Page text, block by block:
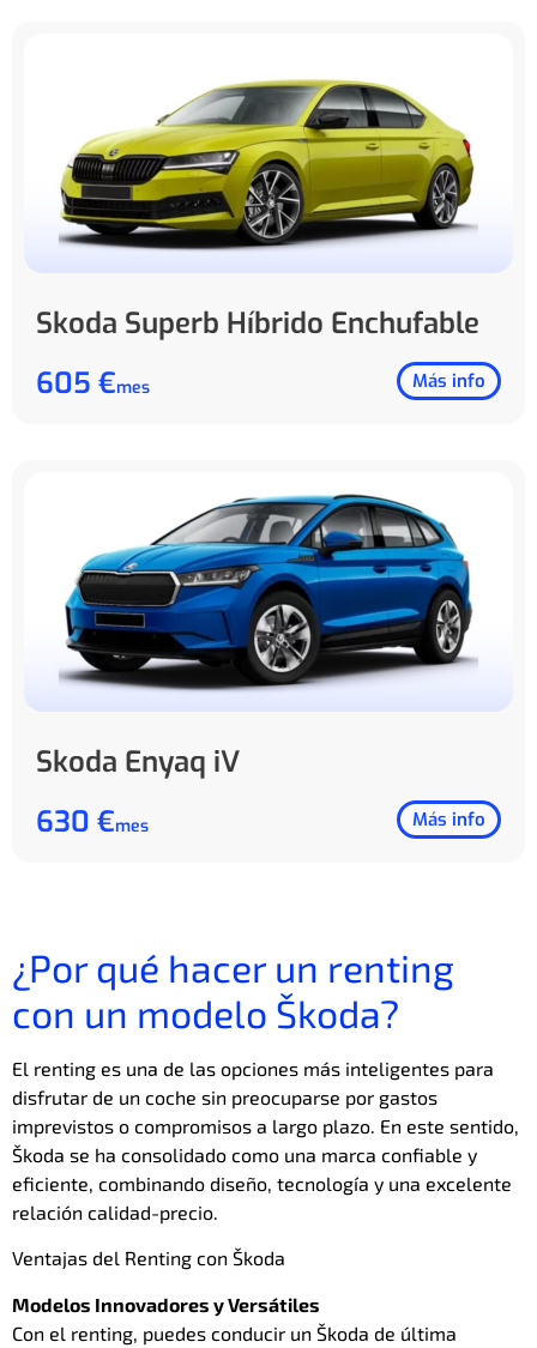
Skoda Superb Híbrido Enchufable
605 €mes Más info
Skoda Enyaq iV
630 €mes Más info
¿Por qué hacer un renting
con un modelo Škoda?
El renting es una de las opciones más inteligentes para
disfrutar de un coche sin preocuparse por gastos
imprevistos o compromisos a largo plazo. En este sentido,
Škoda se ha consolidado como una marca confiable y
eficiente, combinando diseño, tecnología y una excelente
relación calidad-precio.
Ventajas del Renting con Škoda
Modelos Innovadores y Versátiles
Con el renting, puedes conducir un Škoda de última